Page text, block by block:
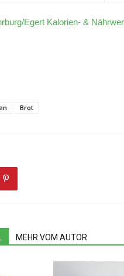
Egert Kalorien- &
Brot
MEHR VOM AUTOR